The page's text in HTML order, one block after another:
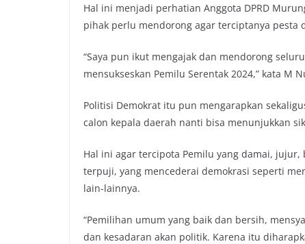
Hal ini menjadi perhatian Anggota DPRD
pihak perlu mendorong agar terciptanya pesta
“Saya pun ikut mengajak dan mendorong
mensukseskan Pemilu Serentak 2024,” kata M
Politisi Demokrat itu pun mengarapkan
calon kepala daerah nanti bisa menunjukkan
Hal ini agar tercipota Pemilu yang damai,
terpuji, yang mencederai demokrasi seperti
lain-lainnya.
“Pemilihan umum yang baik dan bersih,
dan kesadaran akan politik. Karena itu